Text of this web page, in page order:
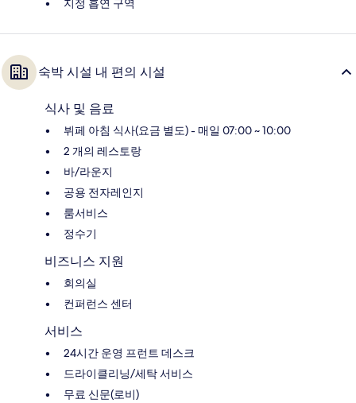
지정 흡연 구역
숙박 시설 내 편의 시설
식사 및 음료
뷔페 아침 식사(요금 별도) - 매일 07:00 ~ 10:00
2 개의 레스토랑
바/라운지
공용 전자레인지
룸서비스
정수기
비즈니스 지원
회의실
컨퍼런스 센터
서비스
24시간 운영 프런트 데스크
드라이클리닝/세탁 서비스
무료 신문(로비)